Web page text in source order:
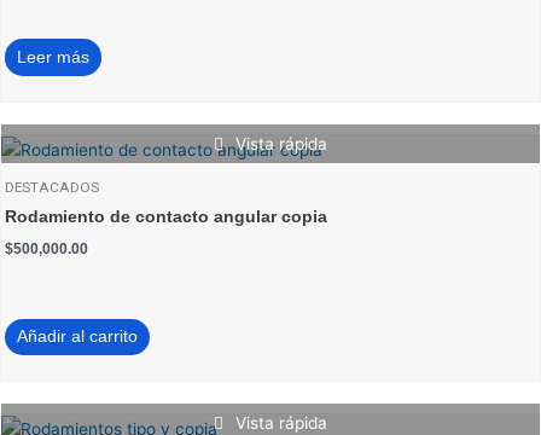
Leer más
Vista rápida
DESTACADOS
Rodamiento de contacto angular copia
$500,000.00
Añadir al carrito
Vista rápida